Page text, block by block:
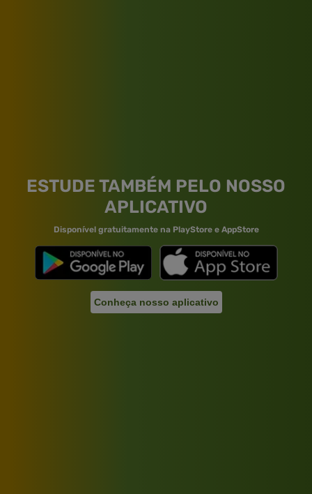
ESTUDE TAMBÉM PELO NOSSO
APLICATIVO
Disponível gratuitamente na PlayStore e AppStore
Conheça nosso aplicativo